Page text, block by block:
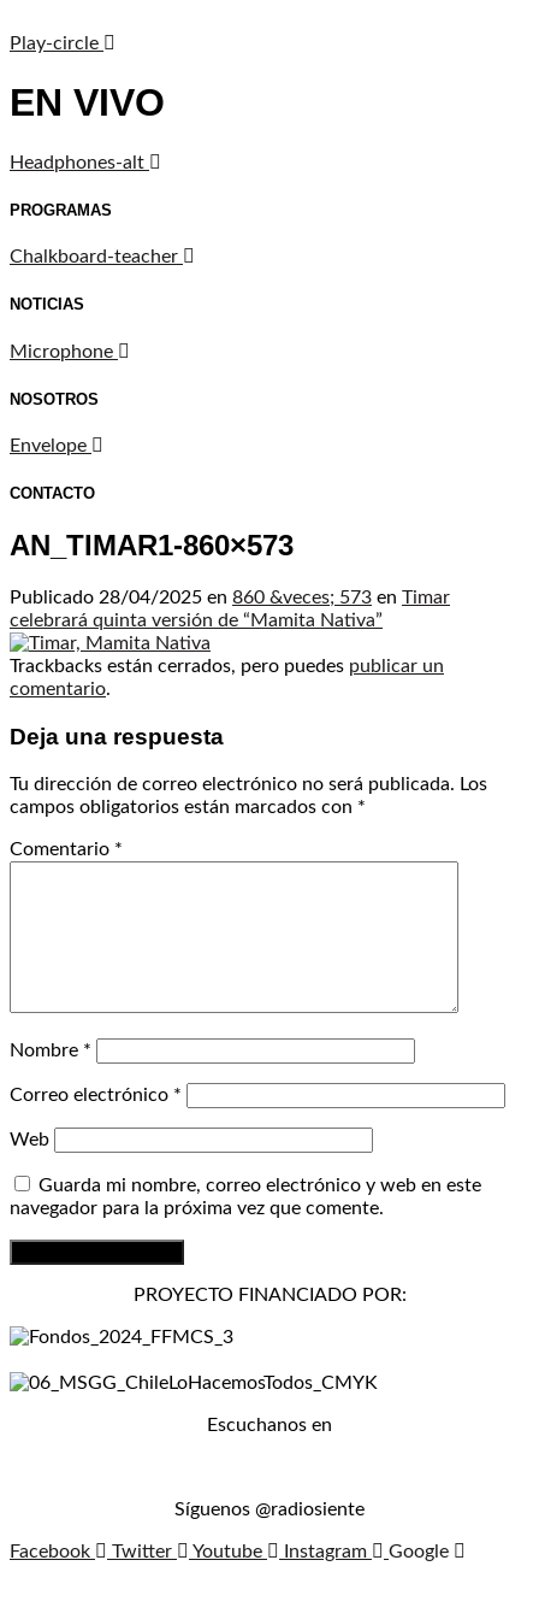
Play-circle
EN VIVO
Headphones-alt
PROGRAMAS
Chalkboard-teacher
NOTICIAS
Microphone
NOSOTROS
Envelope
CONTACTO
AN_TIMAR1-860×573
Publicado 28/04/2025 en 860 &veces; 573 en Timar
celebrará quinta versión de “Mamita Nativa”
Trackbacks están cerrados, pero puedes publicar un
comentario.
Deja una respuesta
Tu dirección de correo electrónico no será publicada. Los
campos obligatorios están marcados con *
Comentario *
Nombre *
Correo electrónico *
Web
Guarda mi nombre, correo electrónico y web en este
navegador para la próxima vez que comente.
PROYECTO FINANCIADO POR:
Escuchanos en
Síguenos @radiosiente
Facebook Twitter Youtube Instagram Google